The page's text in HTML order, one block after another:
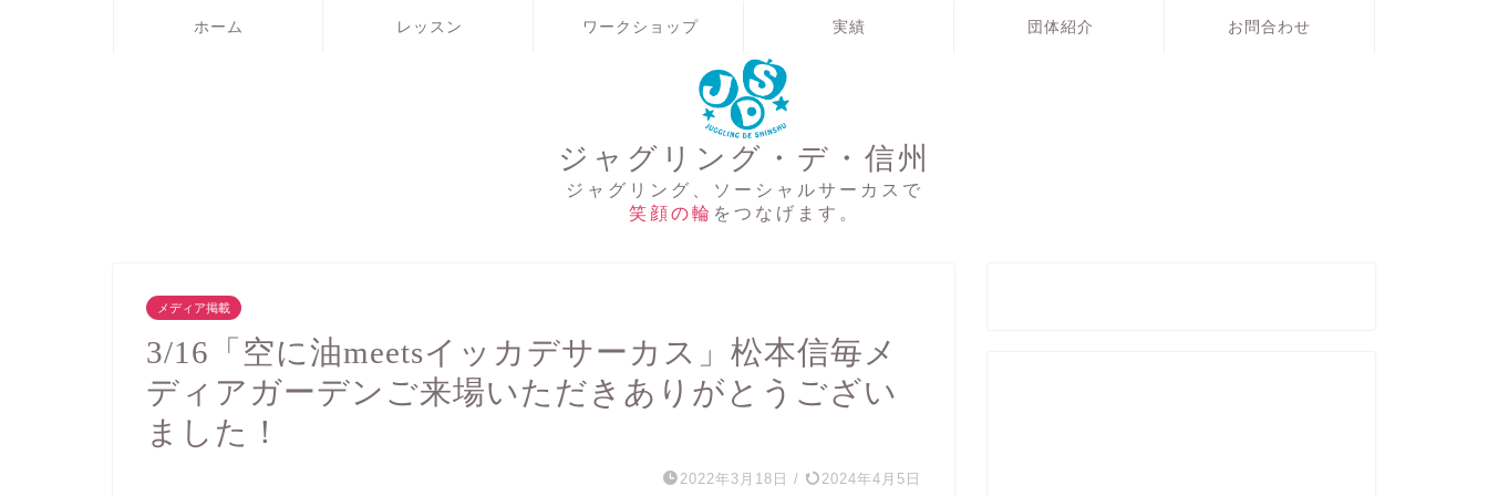
ホーム レッスン ワークショップ 実績 団体紹介 お問合わせ
ジャグリング・デ・信州
ジャグリング、ソーシャルサーカスで
笑顔の輪 をつなげます。
メディア掲載
3/16「空に油meetsイッカデサーカス」松本信毎メ
ディアガーデンご来場いただきありがとうござい
ました！
2022年3月18日 / 2024年4月5日